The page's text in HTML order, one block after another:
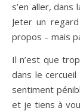
s’en aller,
Jeter un
propos – mais
Il n’est que
dans le
sentiment
et je tiens à